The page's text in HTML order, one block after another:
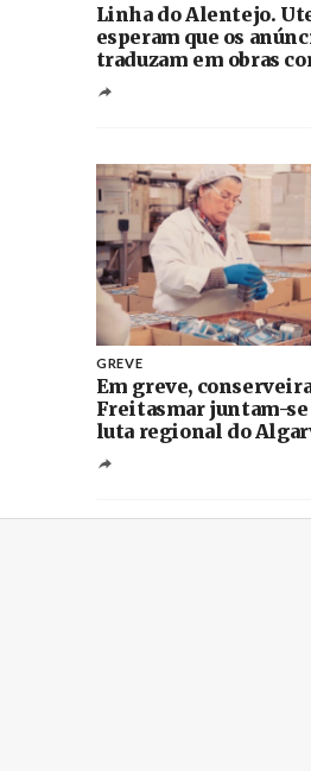
Linha do Alentejo.
esperam que os
traduzam em obras
GREVE
Em greve,
Freitasmar juntam-se
luta regional do